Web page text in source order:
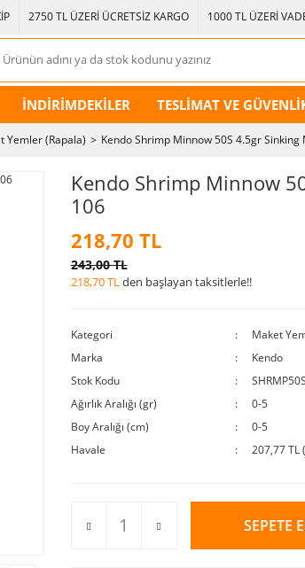
2750 TL ÜZERİ ÜCRETSİZ KARGO 1000 TL ÜZERİ
İNDİRİMDEKİLER TESLİMAT VE
Yemler (Rapala) Kendo Shrimp Minnow 50S 4.5gr Sinking
Kendo Shrimp Minnow
106
218,70 TL
243,00 TL
218,70 TLden başlayan taksitlerle!!
Kategori
Maket
Marka
Kendo
Stok Kodu
Ağırlık Aralığı (gr)
0-5
Boy Aralığı (cm)
0-5
Havale
207,77 TL
SEPETE